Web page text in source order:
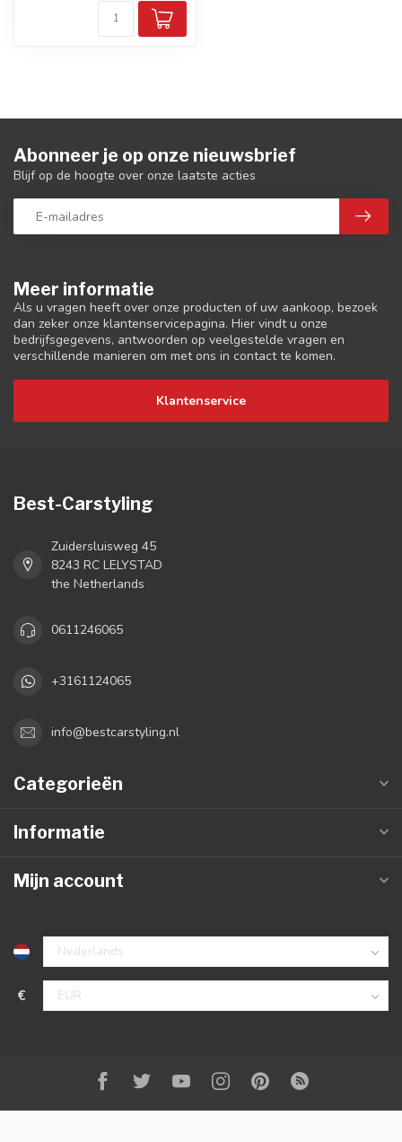
Meer informatie
Als u vragen heeft over onze producten of uw aankoop, bezoek
dan zeker onze klantenservicepagina. Hier vindt u onze
bedrijfsgegevens, antwoorden op veelgestelde vragen en
verschillende manieren om met ons in contact te komen.
Klantenservice
Abonneer je op onze nieuwsbrief
Blijf op de hoogte over onze laatste acties
Best-Carstyling
Zuidersluisweg 45
8243 RC LELYSTAD
the Netherlands
0611246065
+3161124065
info@bestcarstyling.nl
Categorieën
Informatie
Mijn account
€